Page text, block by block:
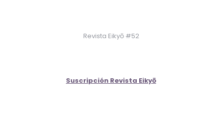
Revista Eikyō #52
Suscripción Revista Eikyō